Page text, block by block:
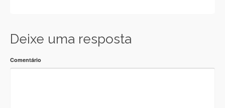
Deixe uma resposta
Comentário